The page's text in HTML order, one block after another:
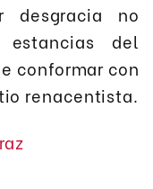
desgracia no
del
conformar con
renacentista.